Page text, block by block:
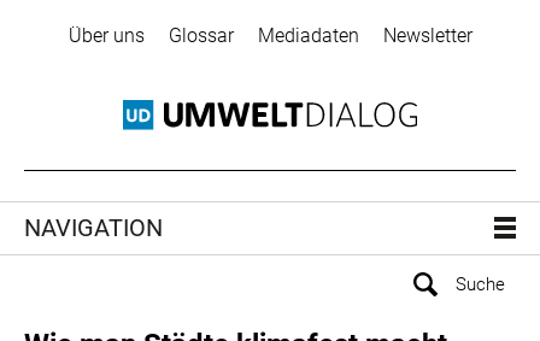
Über uns Glossar Mediadaten Newsletter
NAVIGATION